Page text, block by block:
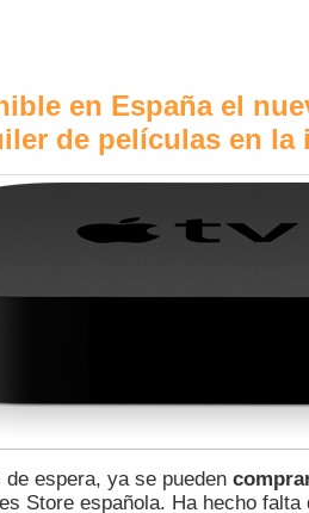
en España el
de películas en la
de espera, ya se pueden
Store española. Ha hecho falta